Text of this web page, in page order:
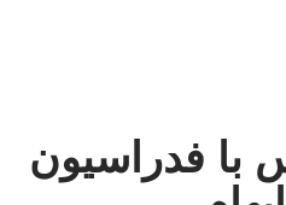
با فدراسیون